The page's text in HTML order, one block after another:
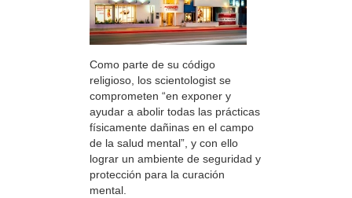
Como parte de su código
religioso, los scientologist se
comprometen “en exponer y
ayudar a abolir todas las prácticas
físicamente dañinas en el campo
de la salud mental”, y con ello
lograr un ambiente de seguridad y
protección para la curación
mental.